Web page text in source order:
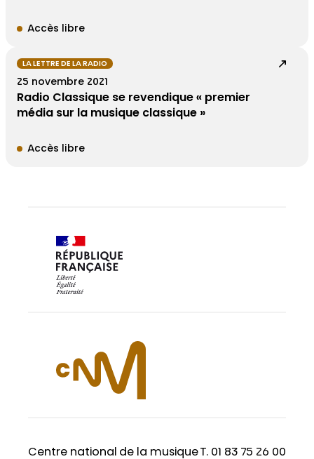
Accès libre
LA LETTRE DE LA RADIO
25 novembre 2021
Radio Classique se revendique « premier
média sur la musique classique »
Accès libre
Centre national de la musiqueT. 01 83 75 26 00